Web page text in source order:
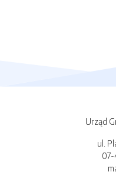
Urząd
ul.